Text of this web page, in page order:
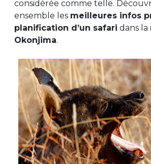
considérée comme telle.
ensemble les meilleures infos
planification d’un safari dans la
Okonjima.